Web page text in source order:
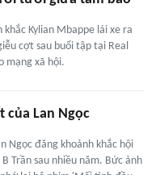
khắc Kylian Mbappe lái xe ra
cợt sau buổi tập tại Real
mạng xã hội.
của Lan Ngọc
Ngọc đăng khoảnh khắc hội
Trần sau nhiều năm. Bức ảnh